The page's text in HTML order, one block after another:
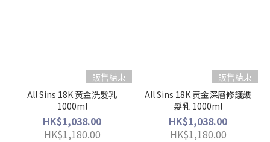
販售結束
All Sins 18K 黃金洗髮乳
1000ml
HK$1,038.00
HK$1,180.00
販售結束
All Sins 18K 黃金深層修護謢
髮乳 1000ml
HK$1,038.00
HK$1,180.00